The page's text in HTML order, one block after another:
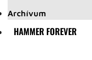
Archívum
HAMMER FOREVER